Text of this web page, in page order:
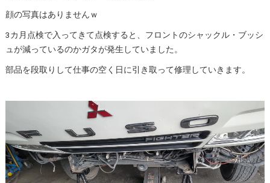
顔の写真はありませんｗ
3カ月点検で入ってきて点検すると、フロントのシャックル・ブッシ
ュが減っているのかガタが発生していました。
部品を段取りして仕事の空く日に引き取って修理していきます。